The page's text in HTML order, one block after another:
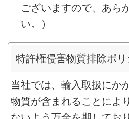
ございますので、あら
い。）
特許権侵害物質排除ポリ
当社では、輸入取扱にか
物質が含まれることによ